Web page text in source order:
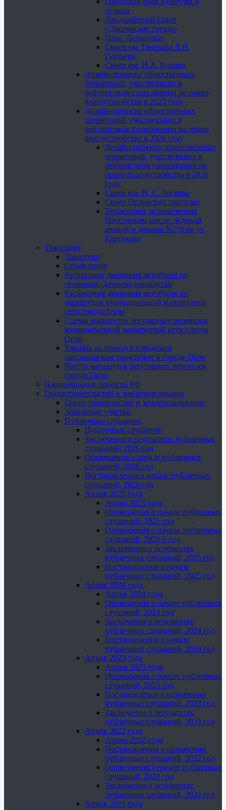
отдыха
Ландшафтный сквер
«Дворянское гнездо»
Парк «Ботаника»
Сквер им. Генерала Л.Н.
Гуртьева
Сквер им. И.А. Бунина
Дизайн-проекты общественных
территорий, участвующих в
рейтинговом голосовании на право
благоустройства в 2025 году
Дизайн-проекты общественных
территорий, участвующих в
рейтинговом голосовании на право
благоустройства в 2026 году
Дизайн-проекты общественных
территорий, участвующих в
рейтинговом голосовании на
право благоустройства в 2026
году
Сквер им. Н. С. Лескова
Сквер Орловских партизан
Территория, ограниченная
Наугорским шоссе, ледовой
ареной и домами №7,9 по ул.
Картукова
Транспорт
Транспорт
Объявления
Расписание движения автобусов по
сезонным (дачным) маршрутам
Расписания движения автобусов по
маршрутам муниципальной маршрутной
сети города Орла
Схемы маршрутов регулярных перевозок
муниципальной маршрутной сети города
Орла
Тарифы на проезд в городском
пассажирском транспорте в городе Орле
Реестр маршрутов регулярных перевозок
города Орла
Национальные проекты РФ
Градостроительство и землепользование
Градостроительство и землепользование
Земельные участки
Публичные слушания
Публичные слушания
Заключения о результатах публичных
слушаний, 2026 год
Оповещения о начале публичных
слушаний, 2026 год
Постановления о начале публичных
слушаний, 2026 год
Архив 2025 года
Архив 2025 года
Оповещения о начале публичных
слушаний, 2025 год
Оповещения о начале публичных
слушаний, 2025-1 год
Заключения о результатах
публичных слушаний, 2025 год
Постановления о начале
публичных слушаний, 2025 год
Архив 2024 года
Архив 2024 года
Оповещения о начале публичных
слушаний, 2024 год
Заключения о результатах
публичных слушаний, 2024 год
Постановления о начале
публичных слушаний, 2024 год
Архив 2023 года
Архив 2023 года
Оповещения о начале публичных
слушаний, 2023 год
Постановления о назначении
публичных слушаний, 2023 год
Заключения о результатах
публичных слушаний, 2023 год
Архив 2022 года
Архив 2022 года
Постановления о назначении
публичных слушаний, 2022 год
Оповещения о начале публичных
слушаний, 2022 год
Заключения о результатах
публичных слушаний, 2022 год
Архив 2021 года